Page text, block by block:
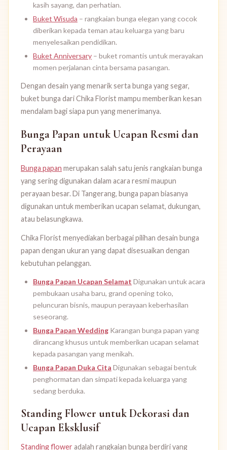
kasih sayang, dan perhatian.
Buket Wisuda – rangkaian bunga elegan yang cocok
diberikan kepada teman atau keluarga yang baru
menyelesaikan pendidikan.
Buket Anniversary – buket romantis untuk merayakan
momen perjalanan cinta bersama pasangan.
Dengan desain yang menarik serta bunga yang segar,
buket bunga dari Chika Florist mampu memberikan kesan
mendalam bagi siapa pun yang menerimanya.
Bunga Papan untuk Ucapan Resmi dan
Perayaan
Bunga papan merupakan salah satu jenis rangkaian bunga
yang sering digunakan dalam acara resmi maupun
perayaan besar. Di Tangerang, bunga papan biasanya
digunakan untuk memberikan ucapan selamat, dukungan,
atau belasungkawa.
Chika Florist menyediakan berbagai pilihan desain bunga
papan dengan ukuran yang dapat disesuaikan dengan
kebutuhan pelanggan.
Bunga Papan Ucapan Selamat Digunakan untuk acara
pembukaan usaha baru, grand opening toko,
peluncuran bisnis, maupun perayaan keberhasilan
seseorang.
Bunga Papan Wedding Karangan bunga papan yang
dirancang khusus untuk memberikan ucapan selamat
kepada pasangan yang menikah.
Bunga Papan Duka Cita Digunakan sebagai bentuk
penghormatan dan simpati kepada keluarga yang
sedang berduka.
Standing Flower untuk Dekorasi dan
Ucapan Eksklusif
Standing flower adalah rangkaian bunga berdiri yang